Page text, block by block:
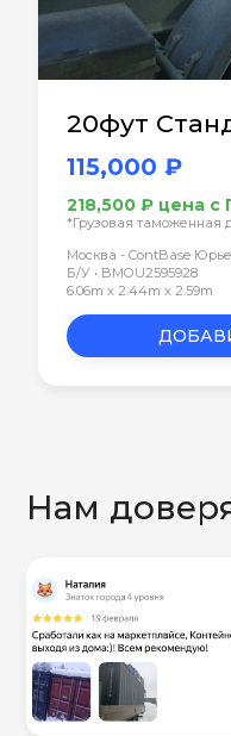
20фут
115,000 ₽
218,500 ₽ цена с
*Грузовая таможенная
Москва - ContBase
Б/У • BMOU2595928
6.06m x 2.44m x 2.59m
Нам